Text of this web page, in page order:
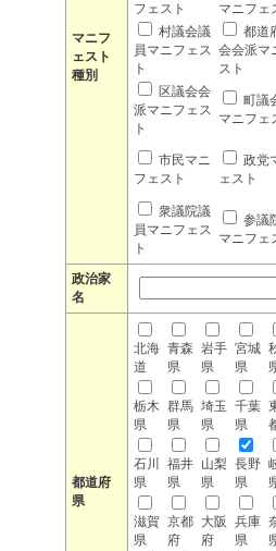
マニフ
ェスト
種別
フェスト
マニフェ
村議会議
員マニフェス
ト
都道
会会派マ
スト
区議会会
派マニフェス
ト
町議
マニフェ
市民マニ
フェスト
政党
ェスト
衆議院議
員マニフェス
ト
参議
マニフェ
政治家
名
都道府
県
北海
道
青森
県
岩手
県
宮城
県
栃木
県
群馬
県
埼玉
県
千葉
県
石川
県
福井
県
山梨
県
長野
県
滋賀
県
京都
府
大阪
府
兵庫
県